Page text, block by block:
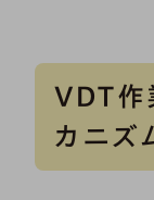
VDT作
カニズ